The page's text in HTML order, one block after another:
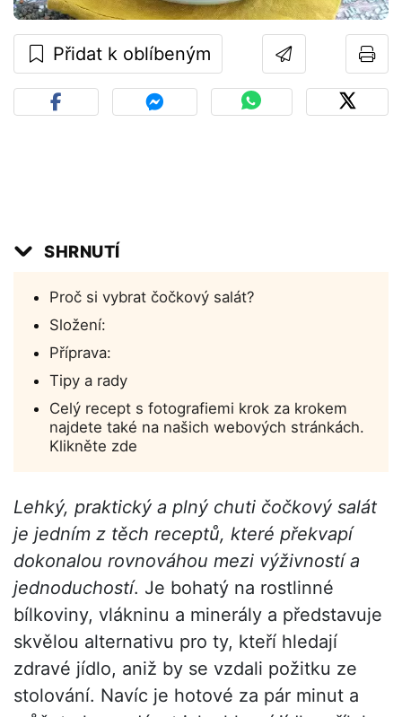
Přidat k oblíbeným
SHRNUTÍ
Proč si vybrat čočkový salát?
Složení:
Příprava:
Tipy a rady
Celý recept s fotografiemi krok za krokem
najdete také na našich webových stránkách.
Klikněte zde
Lehký, praktický a plný chuti čočkový salát
je jedním z těch receptů, které překvapí
dokonalou rovnováhou mezi výživností a
jednoduchostí. Je bohatý na rostlinné
bílkoviny, vlákninu a minerály a představuje
skvělou alternativu pro ty, kteří hledají
zdravé jídlo, aniž by se vzdali požitku ze
stolování. Navíc je hotové za pár minut a